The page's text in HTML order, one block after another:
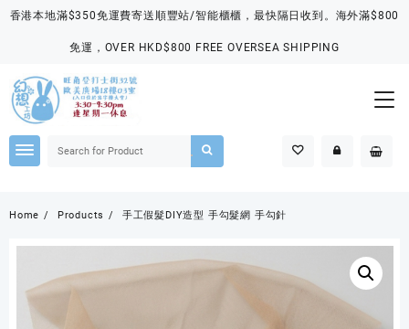
Skip
香港本地滿$350免運費寄送順豐站/智能櫃櫃，最快隔日收到。海外滿$800
免運，OVER HKD$800 FREE OVERSEA SHIPPING
Home Products 手工假髮DIY造型 手勾髮網 手勾針